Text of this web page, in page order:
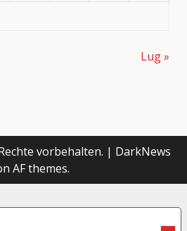
Lug »
vorbehalten. | DarkNews
AF themes.